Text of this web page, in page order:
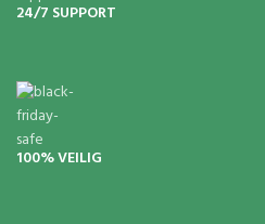
24/7 SUPPORT
100% VEILIG